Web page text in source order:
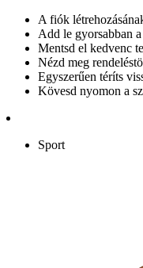
A fiók
Add le gyorsabban
Mentsd el kedvenc
Nézd meg
Egyszerűen téríts
Kövesd nyomon a
Sport